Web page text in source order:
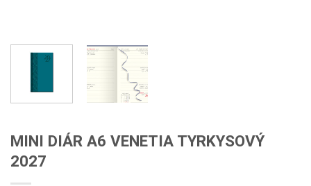
MINI DIÁR A6 VENETIA TYRKYSOVÝ
2027